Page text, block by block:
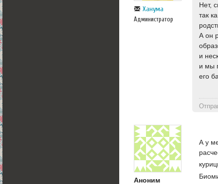
Ханума
Администратор
Нет,
так
А он
и
и мы
его
Аноним
А у